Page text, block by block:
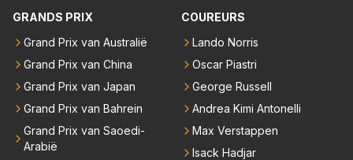
twings uur race samen in een team zouden zitten. D
oor elke langeafstands race.
GRANDS PRIX
Grand Prix van Australië
Grand Prix van China
Grand Prix van Japan
Grand Prix van Bahrein
Grand Prix van Saoedi-
Arabië
COUREURS
Lando Norris
Oscar Piastri
George Russell
Andrea Kimi Antonelli
Max Verstappen
Isack Hadjar